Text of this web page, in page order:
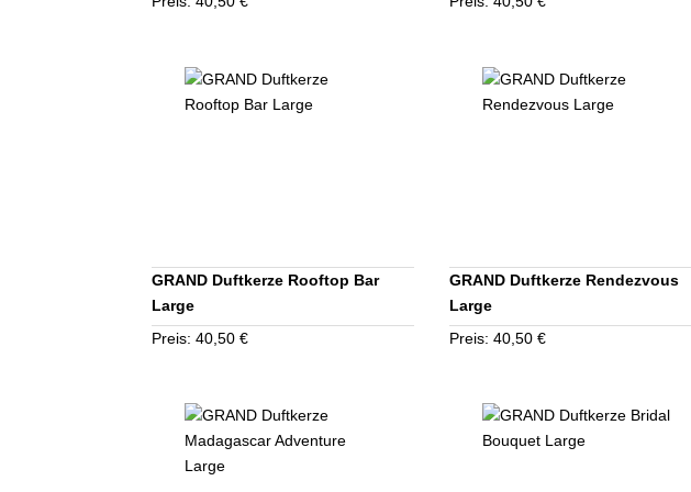
GRAND Duftkerze Rooftop Bar
Large
Preis: 40,50 €
GRAND Duftkerze Rendezvous
Large
Preis: 40,50 €